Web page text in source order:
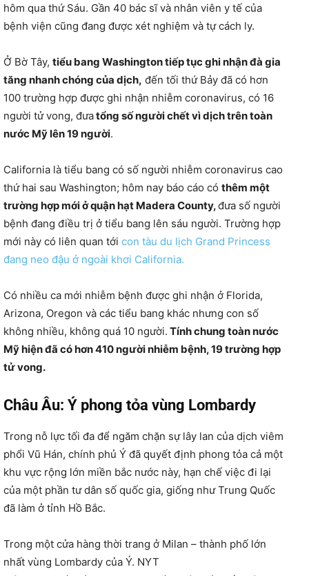
hôm qua thứ Sáu. Gần 40 bác sĩ và nhân viên y tế của
bệnh viện cũng đang được xét nghiệm và tự cách ly.
Ở Bờ Tây, tiểu bang Washington tiếp tục ghi nhận đà gia
tăng nhanh chóng của dịch, đến tối thứ Bảy đã có hơn
100 trường hợp được ghi nhận nhiễm coronavirus, có 16
người tử vong, đưatổng số người chết vì dịch trên toàn
nước Mỹ lên 19 người.
California là tiểu bang có số người nhiễm coronavirus cao
thứ hai sau Washington; hôm nay báo cáo có thêm một
trường hợp mới ở quận hạt Madera County,đưa số người
bệnh đang điều trị ở tiểu bang lên sáu người. Trường hợp
mới này có liên quan tới con tàu du lịch Grand Princess
đang neo đậu ở ngoài khơi California.
Có nhiều ca mới nhiễm bệnh được ghi nhận ở Florida,
Arizona, Oregon và các tiểu bang khác nhưng con số
không nhiều, không quá 10 người. Tính chung toàn nước
Mỹ hiện đã có hơn 410 người nhiễm bệnh, 19 trường hợp
tử vong.
Châu Âu: Ý phong tỏa vùng Lombardy
Trong nỗ lực tối đa để ngăm chặn sự lây lan của dịch viêm
phổi Vũ Hán, chính phủ Ý đã quyết định phong tỏa cả một
khu vực rộng lớn miền bắc nước này, hạn chế việc đi lại
của một phần tư dân số quốc gia, giống như Trung Quốc
đã làm ở tỉnh Hồ Bắc.
Trong một cửa hàng thời trang ở Milan – thành phố lớn
nhất vùng Lombardy của Ý. NYT